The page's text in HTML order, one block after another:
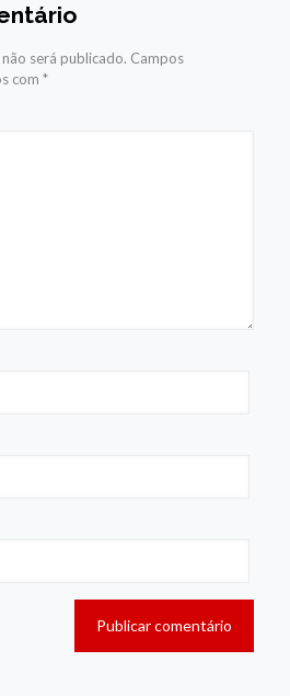
será publicado. Campos
com *